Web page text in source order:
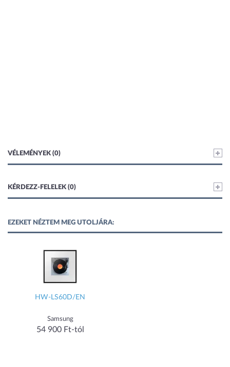
VÉLEMÉNYEK (0)
KÉRDEZZ-FELELEK (0)
EZEKET NÉZTEM MEG UTOLJÁRA:
HW-LS60D/EN
Samsung
54 900 Ft-tól